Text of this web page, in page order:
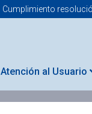
Cumplimiento
Atención al Usuario